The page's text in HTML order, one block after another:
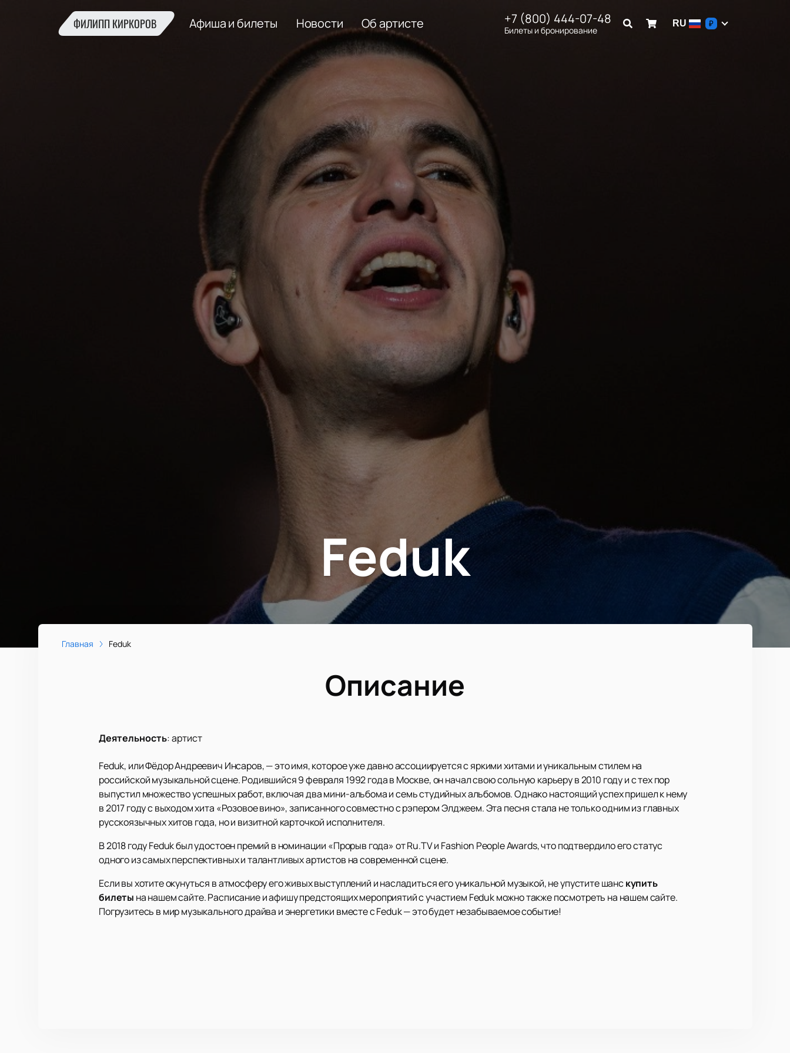
ФИЛИПП КИРКОРОВ Афиша и билеты Новости Об артисте +7 (800) 444-07-48
Билеты и бронирование
RU ₽
Feduk
Главная Feduk
Описание
Деятельность:артист
Feduk, или Фёдор Андреевич Инсаров, — это имя, которое уже давно ассоциируется с яркими хитами и уникальным стилем на
российской музыкальной сцене. Родившийся 9 февраля 1992 года в Москве, он начал свою сольную карьеру в 2010 году и с тех пор
выпустил множество успешных работ, включая два мини-альбома и семь студийных альбомов. Однако настоящий успех пришел к нему
в 2017 году с выходом хита «Розовое вино», записанного совместно с рэпером Элджеем. Эта песня стала не только одним из главных
русскоязычных хитов года, но и визитной карточкой исполнителя.
В 2018 году Feduk был удостоен премий в номинации «Прорыв года» от Ru.TV и Fashion People Awards, что подтвердило его статус
одного из самых перспективных и талантливых артистов на современной сцене.
Если вы хотите окунуться в атмосферу его живых выступлений и насладиться его уникальной музыкой, не упустите шанскупить
билеты на нашем сайте. Расписание и афишу предстоящих мероприятий с участием Feduk можно также посмотреть на нашем сайте.
Погрузитесь в мир музыкального драйва и энергетики вместе с Feduk — это будет незабываемое событие!